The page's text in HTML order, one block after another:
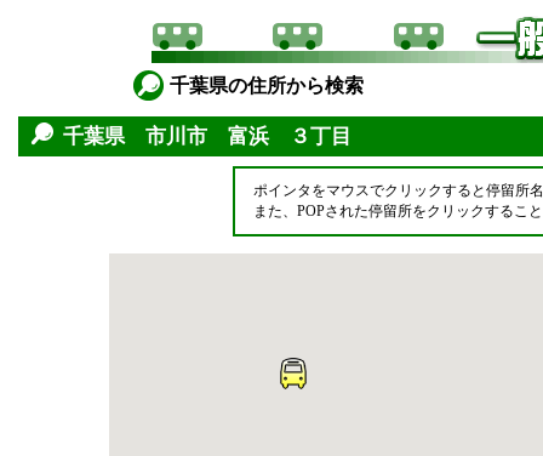
千葉県の住所から検索
千葉県 市川市 富浜 ３丁目
ポインタをマウスでクリックすると停留所
また、POPされた停留所をクリックするこ